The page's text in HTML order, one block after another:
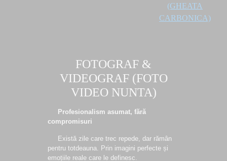
(GHEATA
CARBONICA)
FOTOGRAF &
VIDEOGRAF (FOTO
VIDEO NUNTA)
Profesionalism asumat, fără
compromisuri
Există zile care trec repede, dar rămân
pentru totdeauna. Prin imagini perfecte și
emoțiile reale care le definesc.